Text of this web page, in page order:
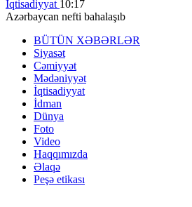
İqtisadiyyat 10:17
Azərbaycan nefti bahalaşıb
BÜTÜN XƏBƏRLƏR
Siyasət
Cəmiyyət
Mədəniyyət
İqtisadiyyat
İdman
Dünya
Foto
Video
Haqqımızda
Əlaqə
Peşə etikası